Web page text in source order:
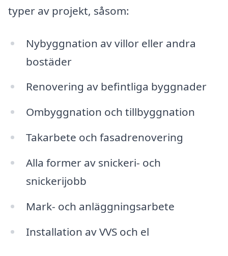
typer av projekt, såsom:
Nybyggnation av villor eller andra
bostäder
Renovering av befintliga byggnader
Ombyggnation och tillbyggnation
Takarbete och fasadrenovering
Alla former av snickeri- och
snickerijobb
Mark- och anläggningsarbete
Installation av VVS och el